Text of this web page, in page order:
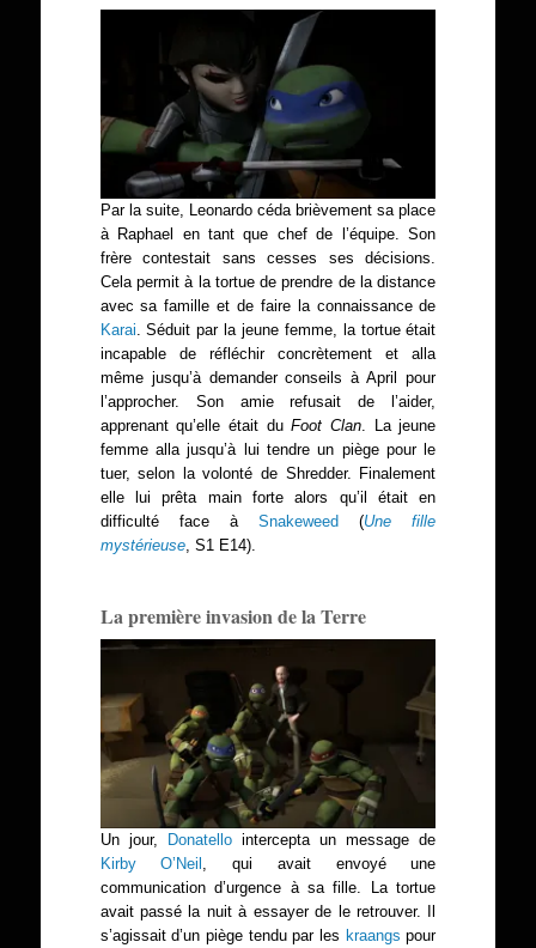
Par la suite, Leonardo céda brièvement sa place
à Raphael en tant que chef de l’équipe. Son
frère contestait sans cesses ses décisions.
Cela permit à la tortue de prendre de la distance
avec sa famille et de faire la connaissance de
Karai. Séduit par la jeune femme, la tortue était
incapable de réfléchir concrètement et alla
même jusqu’à demander conseils à April pour
l’approcher. Son amie refusait de l’aider,
apprenant qu’elle était duFoot Clan. La jeune
femme alla jusqu’à lui tendre un piège pour le
tuer, selon la volonté de Shredder. Finalement
elle lui prêta main forte alors qu’il était en
difficulté face àSnakeweed (Une fille
mystérieuse, S1 E14).
La première invasion de la Terre
Un jour, Donatellointercepta un message de
Kirby O’Neil , qui avait envoyé une
communication d’urgence à sa fille. La tortue
avait passé la nuit à essayer de le retrouver. Il
s’agissait d’un piège tendu par les kraangs pour